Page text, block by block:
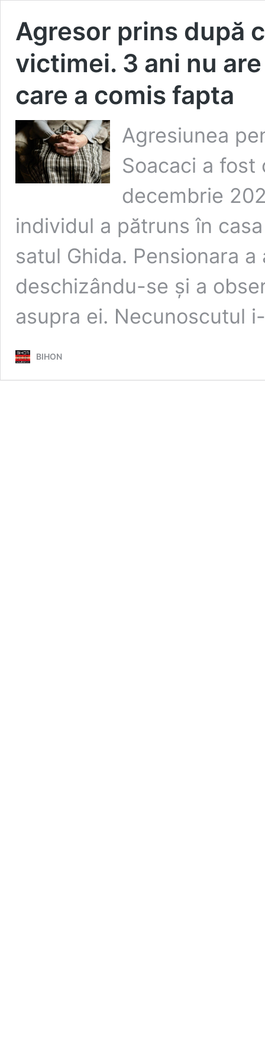
Agresor prins după
victimei. 3 ani nu
care a comis fapta
Agresiunea
Soacaci a fost
decembrie
individul a pătruns în
satul Ghida. Pensionara
deschizându-se și a
asupra ei. Necunoscutul
BIHON